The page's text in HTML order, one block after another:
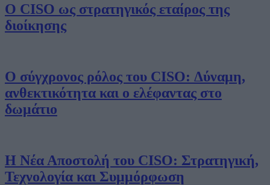
Ο CISO ως στρατηγικός εταίρος της
διοίκησης
Ο σύγχρονος ρόλος του CISO: Δύναμη,
ανθεκτικότητα και ο ελέφαντας στο
δωμάτιο
Η Νέα Αποστολή του CISO: Στρατηγική,
Τεχνολογία και Συμμόρφωση